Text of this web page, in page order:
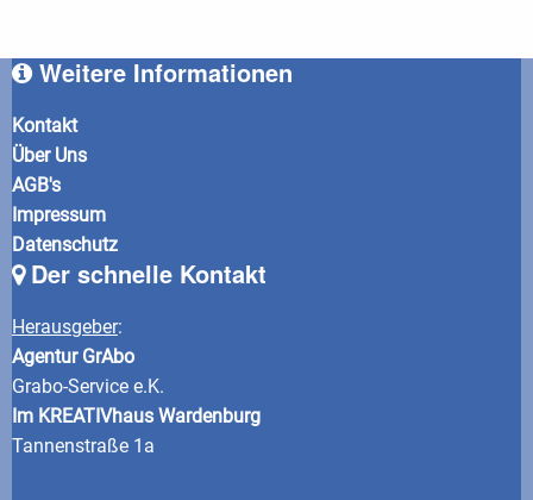
Weitere Informationen
Kontakt
Über Uns
AGB's
Impressum
Datenschutz
Der schnelle Kontakt
Herausgeber:
Agentur GrAbo
Grabo-Service e.K.
Im KREATIVhaus Wardenburg
Tannenstraße 1a